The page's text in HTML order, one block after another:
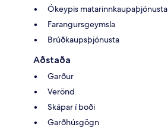
Ókeypis matarinnkaupaþjónusta
Farangursgeymsla
Brúðkaupsþjónusta
Aðstaða
Garður
Verönd
Skápar í boði
Garðhúsgögn